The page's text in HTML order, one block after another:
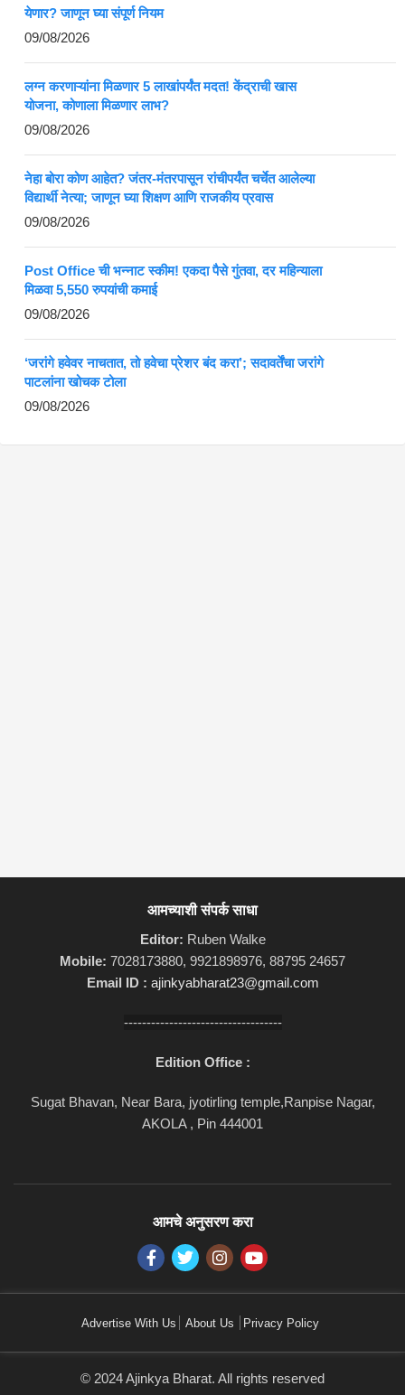
येणार? जाणून घ्या संपूर्ण नियम
09/08/2026
लग्न करणाऱ्यांना मिळणार 5 लाखांपर्यंत मदत! केंद्राची खास
योजना, कोणाला मिळणार लाभ?
09/08/2026
नेहा बोरा कोण आहेत? जंतर-मंतरपासून रांचीपर्यंत चर्चेत आलेल्या
विद्यार्थी नेत्या; जाणून घ्या शिक्षण आणि राजकीय प्रवास
09/08/2026
Post Office ची भन्नाट स्कीम! एकदा पैसे गुंतवा, दर महिन्याला
मिळवा 5,550 रुपयांची कमाई
09/08/2026
‘जरांगे हवेवर नाचतात, तो हवेचा प्रेशर बंद करा’; सदावर्तेंचा जरांगे
पाटलांना खोचक टोला
09/08/2026
आमच्याशी संपर्क साधा
Editor: Ruben Walke
Mobile: 7028173880, 9921898976, 88795 24657
Email ID : ajinkyabharat23@gmail.com
-----------------------------------
Edition Office :
Sugat Bhavan, Near Bara, jyotirling temple,Ranpise Nagar,
AKOLA , Pin 444001
आमचे अनुसरण करा
Advertise With Us About Us Privacy Policy
© 2024 Ajinkya Bharat. All rights reserved